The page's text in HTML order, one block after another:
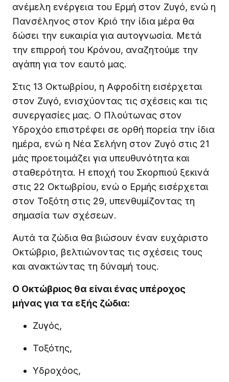
ανέμελη ενέργεια του Ερμή στον Ζυγό, ενώ η
Πανσέληνος στον Κριό την ίδια μέρα θα
δώσει την ευκαιρία για αυτογνωσία. Μετά
την επιρροή του Κρόνου, αναζητούμε την
αγάπη για τον εαυτό μας.
Στις 13 Οκτωβρίου, η Αφροδίτη εισέρχεται
στον Ζυγό, ενισχύοντας τις σχέσεις και τις
συνεργασίες μας. Ο Πλούτωνας στον
Υδροχόο επιστρέφει σε ορθή πορεία την ίδια
ημέρα, ενώ η Νέα Σελήνη στον Ζυγό στις 21
μάς προετοιμάζει για υπευθυνότητα και
σταθερότητα. Η εποχή του Σκορπιού ξεκινά
στις 22 Οκτωβρίου, ενώ ο Ερμής εισέρχεται
στον Τοξότη στις 29, υπενθυμίζοντας τη
σημασία των σχέσεων.
Αυτά τα ζώδια θα βιώσουν έναν ευχάριστο
Οκτώβριο, βελτιώνοντας τις σχέσεις τους
και ανακτώντας τη δύναμή τους.
Ο Οκτώβριος θα είναι ένας υπέροχος
μήνας για τα εξής ζώδια:
Ζυγός,
Τοξότης,
Υδροχόος,